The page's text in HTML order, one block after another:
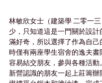
林敏欣女士（建築學 二零一
少，只知道這是一門關於設
滿好奇，所以選擇了作為自
時僅有兩座學生宿舍的逸夫
容易結交朋友，參與各種活
新營認識的朋友一起上莊籌